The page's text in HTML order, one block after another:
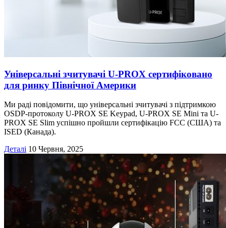
Універсальні зчитувачі U-PROX сертифіковано
для ринку Північної Америки
Ми раді повідомити, що універсальні зчитувачі з підтримкою
OSDP-протоколу U-PROX SE Keypad, U-PROX SE Mini та U-
PROX SE Slim успішно пройшли сертифікацію FCC (США) та
ISED (Канада).
Деталі 10 Червня, 2025